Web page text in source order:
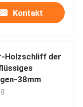
Kontakt
Holzschliff der
38mm